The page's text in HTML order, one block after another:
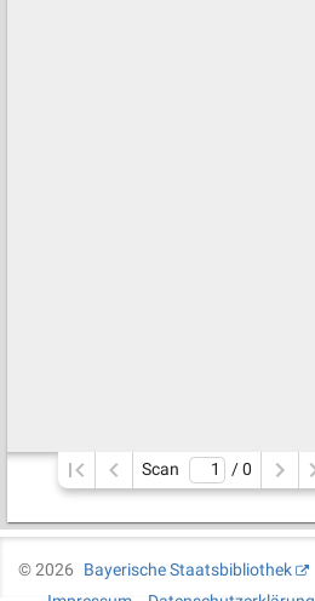
Scan / 0
©2026
Bayerische Staatsbibliothek